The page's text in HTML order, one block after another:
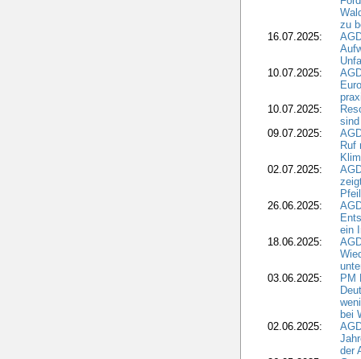
zu
16.07.2025:
10.07.2025:
10.07.2025:
09.07.2025:
Ruf
02.07.2025:
26.06.2025:
ein
18.06.2025:
03.06.2025:
PM
bei
02.06.2025:
der